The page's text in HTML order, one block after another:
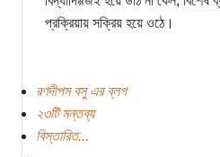
প্রক্রিয়ায় সক্রিয় হয়ে ওঠে।
রণদীপম বসু এর ব্লগ
২৩টি মন্তব্য
বিস্তারিত...